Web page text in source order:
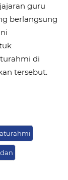
guru
berlangsung
di
tersebut.